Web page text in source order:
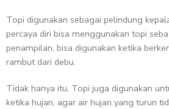
Topi digunakan sebagai pelindung
percaya diri bisa menggunakan topi
penampilan, bisa digunakan ketika
rambut dari debu.
Tidak hanya itu, Topi juga digunakan
ketika hujan, agar air hujan yang turun